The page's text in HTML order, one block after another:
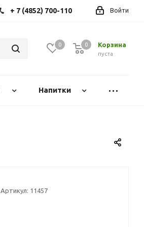
Войти
+ 7 (4852) 700-110
0 Корзина
0
пуста
0
Напитки
Артикул: 11457